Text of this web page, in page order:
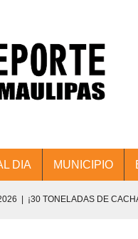
DIA MUNICIPIO
| ¡30 TONELADAS DE